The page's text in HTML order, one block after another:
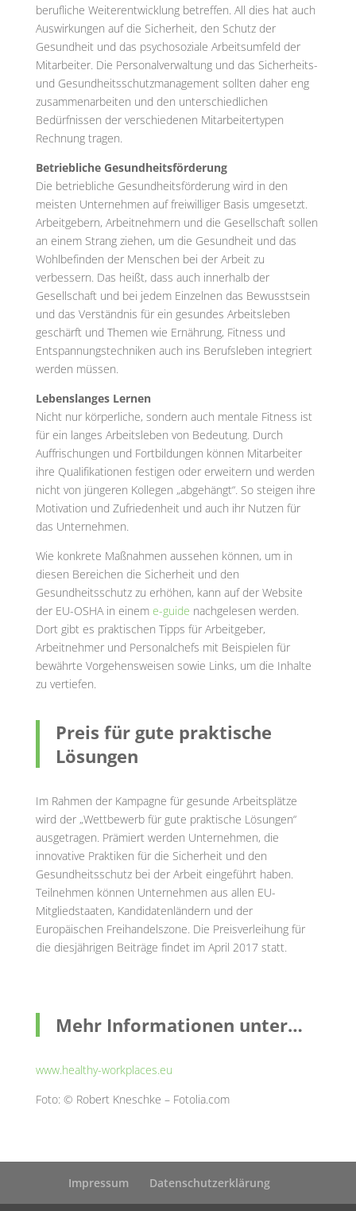
berufliche Weiterentwicklung betreffen. All dies hat auch
Auswirkungen auf die Sicherheit, den Schutz der
Gesundheit und das psychosoziale Arbeitsumfeld der
Mitarbeiter. Die Personalverwaltung und das Sicherheits-
und Gesundheitsschutzmanagement sollten daher eng
zusammenarbeiten und den unterschiedlichen
Bedürfnissen der verschiedenen Mitarbeitertypen
Rechnung tragen.
Betriebliche Gesundheitsförderung
Die betriebliche Gesundheitsförderung wird in den
meisten Unternehmen auf freiwilliger Basis umgesetzt.
Arbeitgebern, Arbeitnehmern und die Gesellschaft sollen
an einem Strang ziehen, um die Gesundheit und das
Wohlbefinden der Menschen bei der Arbeit zu
verbessern. Das heißt, dass auch innerhalb der
Gesellschaft und bei jedem Einzelnen das Bewusstsein
und das Verständnis für ein gesundes Arbeitsleben
geschärft und Themen wie Ernährung, Fitness und
Entspannungstechniken auch ins Berufsleben integriert
werden müssen.
Lebenslanges Lernen
Nicht nur körperliche, sondern auch mentale Fitness ist
für ein langes Arbeitsleben von Bedeutung. Durch
Auffrischungen und Fortbildungen können Mitarbeiter
ihre Qualifikationen festigen oder erweitern und werden
nicht von jüngeren Kollegen „abgehängt“. So steigen ihre
Motivation und Zufriedenheit und auch ihr Nutzen für
das Unternehmen.
Wie konkrete Maßnahmen aussehen können, um in
diesen Bereichen die Sicherheit und den
Gesundheitsschutz zu erhöhen, kann auf der Website
der EU-OSHA in einem e-guide nachgelesen werden.
Dort gibt es praktischen Tipps für Arbeitgeber,
Arbeitnehmer und Personalchefs mit Beispielen für
bewährte Vorgehensweisen sowie Links, um die Inhalte
zu vertiefen.
Preis für gute praktische
Lösungen
Im Rahmen der Kampagne für gesunde Arbeitsplätze
wird der „Wettbewerb für gute praktische Lösungen“
ausgetragen. Prämiert werden Unternehmen, die
innovative Praktiken für die Sicherheit und den
Gesundheitsschutz bei der Arbeit eingeführt haben.
Teilnehmen können Unternehmen aus allen EU-
Mitgliedstaaten, Kandidatenländern und der
Europäischen Freihandelszone. Die Preisverleihung für
die diesjährigen Beiträge findet im April 2017 statt.
Mehr Informationen unter…
www.healthy-workplaces.eu
Foto: © Robert Kneschke – Fotolia.com
Impressum Datenschutzerklärung